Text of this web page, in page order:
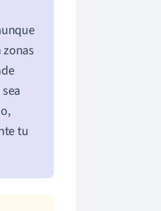
tu